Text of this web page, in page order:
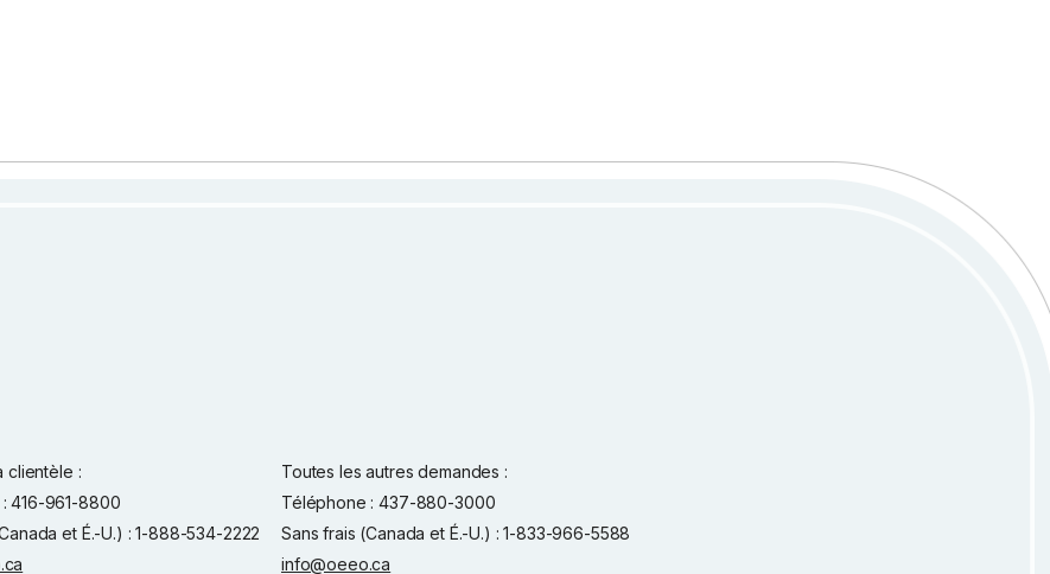
clientèle :
416-961-8800
et É.-U.) : 1-888-534-2222
Toutes les autres demandes :
Téléphone : 437-880-3000
Sans frais (Canada et É.-U.) : 1-833-966-5588
info@oeeo.ca